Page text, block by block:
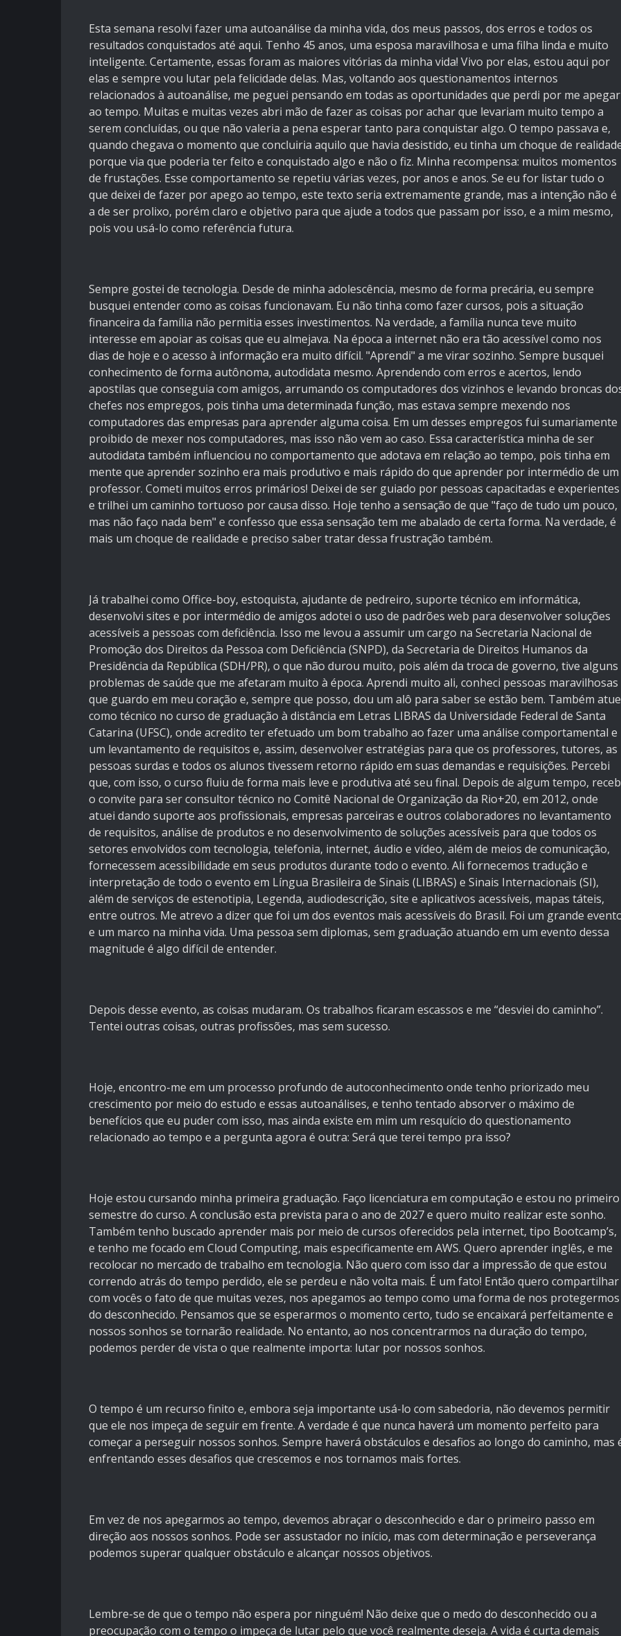
Esta semana resolvi fazer uma autoanálise da minha vida, dos meus passos, dos erros e todos os
resultados conquistados até aqui. Tenho 45 anos, uma esposa maravilhosa e uma filha linda e muito
inteligente. Certamente, essas foram as maiores vitórias da minha vida! Vivo por elas, estou aqui por
elas e sempre vou lutar pela felicidade delas. Mas, voltando aos questionamentos internos
relacionados à autoanálise, me peguei pensando em todas as oportunidades que perdi por me apegar
ao tempo. Muitas e muitas vezes abri mão de fazer as coisas por achar que levariam muito tempo a
serem concluídas, ou que não valeria a pena esperar tanto para conquistar algo. O tempo passava e,
quando chegava o momento que concluiria aquilo que havia desistido, eu tinha um choque de
porque via que poderia ter feito e conquistado algo e não o fiz. Minha recompensa: muitos momentos
de frustações. Esse comportamento se repetiu várias vezes, por anos e anos. Se eu for listar tudo o
que deixei de fazer por apego ao tempo, este texto seria extremamente grande, mas a intenção não é
a de ser prolixo, porém claro e objetivo para que ajude a todos que passam por isso, e a mim mesmo,
pois vou usá-lo como referência futura.
Sempre gostei de tecnologia. Desde de minha adolescência, mesmo de forma precária, eu sempre
busquei entender como as coisas funcionavam. Eu não tinha como fazer cursos, pois a situação
financeira da família não permitia esses investimentos. Na verdade, a família nunca teve muito
interesse em apoiar as coisas que eu almejava. Na época a internet não era tão acessível como nos
dias de hoje e o acesso à informação era muito difícil. "Aprendi" a me virar sozinho. Sempre busquei
conhecimento de forma autônoma, autodidata mesmo. Aprendendo com erros e acertos, lendo
apostilas que conseguia com amigos, arrumando os computadores dos vizinhos e levando broncas
chefes nos empregos, pois tinha uma determinada função, mas estava sempre mexendo nos
computadores das empresas para aprender alguma coisa. Em um desses empregos fui sumariamente
proibido de mexer nos computadores, mas isso não vem ao caso. Essa característica minha de ser
autodidata também influenciou no comportamento que adotava em relação ao tempo, pois tinha em
mente que aprender sozinho era mais produtivo e mais rápido do que aprender por intermédio de um
professor. Cometi muitos erros primários! Deixei de ser guiado por pessoas capacitadas e experientes
e trilhei um caminho tortuoso por causa disso. Hoje tenho a sensação de que "faço de tudo um pouco,
mas não faço nada bem" e confesso que essa sensação tem me abalado de certa forma. Na verdade, é
mais um choque de realidade e preciso saber tratar dessa frustração também.
Já trabalhei como Office-boy, estoquista, ajudante de pedreiro, suporte técnico em informática,
desenvolvi sites e por intermédio de amigos adotei o uso de padrões web para desenvolver soluções
acessíveis a pessoas com deficiência. Isso me levou a assumir um cargo na Secretaria Nacional de
Promoção dos Direitos da Pessoa com Deficiência (SNPD), da Secretaria de Direitos Humanos da
Presidência da República (SDH/PR), o que não durou muito, pois além da troca de governo, tive alguns
problemas de saúde que me afetaram muito à época. Aprendi muito ali, conheci pessoas maravilhosas
que guardo em meu coração e, sempre que posso, dou um alô para saber se estão bem. Também
como técnico no curso de graduação à distância em Letras LIBRAS da Universidade Federal de Santa
Catarina (UFSC), onde acredito ter efetuado um bom trabalho ao fazer uma análise comportamental e
um levantamento de requisitos e, assim, desenvolver estratégias para que os professores, tutores, as
pessoas surdas e todos os alunos tivessem retorno rápido em suas demandas e requisições. Percebi
que, com isso, o curso fluiu de forma mais leve e produtiva até seu final. Depois de algum tempo,
o convite para ser consultor técnico no Comitê Nacional de Organização da Rio+20, em 2012, onde
atuei dando suporte aos profissionais, empresas parceiras e outros colaboradores no levantamento
de requisitos, análise de produtos e no desenvolvimento de soluções acessíveis para que todos os
setores envolvidos com tecnologia, telefonia, internet, áudio e vídeo, além de meios de comunicação,
fornecessem acessibilidade em seus produtos durante todo o evento. Ali fornecemos tradução e
interpretação de todo o evento em Língua Brasileira de Sinais (LIBRAS) e Sinais Internacionais (SI),
além de serviços de estenotipia, Legenda, audiodescrição, site e aplicativos acessíveis, mapas táteis,
entre outros. Me atrevo a dizer que foi um dos eventos mais acessíveis do Brasil. Foi um grande
e um marco na minha vida. Uma pessoa sem diplomas, sem graduação atuando em um evento dessa
magnitude é algo difícil de entender.
Depois desse evento, as coisas mudaram. Os trabalhos ficaram escassos e me “desviei do caminho”.
Tentei outras coisas, outras profissões, mas sem sucesso.
Hoje, encontro-me em um processo profundo de autoconhecimento onde tenho priorizado meu
crescimento por meio do estudo e essas autoanálises, e tenho tentado absorver o máximo de
benefícios que eu puder com isso, mas ainda existe em mim um resquício do questionamento
relacionado ao tempo e a pergunta agora é outra: Será que terei tempo pra isso?
Hoje estou cursando minha primeira graduação. Faço licenciatura em computação e estou no primeiro
semestre do curso. A conclusão esta prevista para o ano de 2027 e quero muito realizar este sonho.
Também tenho buscado aprender mais por meio de cursos oferecidos pela internet, tipo Bootcamp’s,
e tenho me focado em Cloud Computing, mais especificamente em AWS. Quero aprender inglês, e me
recolocar no mercado de trabalho em tecnologia. Não quero com isso dar a impressão de que estou
correndo atrás do tempo perdido, ele se perdeu e não volta mais. É um fato! Então quero compartilhar
com vocês o fato de que muitas vezes, nos apegamos ao tempo como uma forma de nos protegermos
do desconhecido. Pensamos que se esperarmos o momento certo, tudo se encaixará perfeitamente e
nossos sonhos se tornarão realidade. No entanto, ao nos concentrarmos na duração do tempo,
podemos perder de vista o que realmente importa: lutar por nossos sonhos.
O tempo é um recurso finito e, embora seja importante usá-lo com sabedoria, não devemos permitir
que ele nos impeça de seguir em frente. A verdade é que nunca haverá um momento perfeito para
começar a perseguir nossos sonhos. Sempre haverá obstáculos e desafios ao longo do caminho, mas
enfrentando esses desafios que crescemos e nos tornamos mais fortes.
Em vez de nos apegarmos ao tempo, devemos abraçar o desconhecido e dar o primeiro passo em
direção aos nossos sonhos. Pode ser assustador no início, mas com determinação e perseverança
podemos superar qualquer obstáculo e alcançar nossos objetivos.
Lembre-se de que o tempo não espera por ninguém! Não deixe que o medo do desconhecido ou a
preocupação com o tempo o impeça de lutar pelo que você realmente deseja. A vida é curta demais